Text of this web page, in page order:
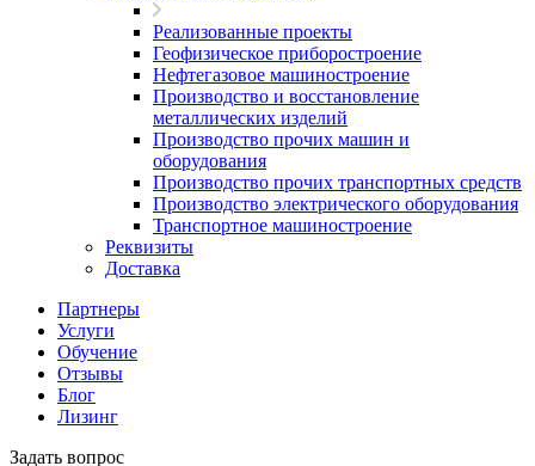
Реализованные проекты
Геофизическое приборостроение
Нефтегазовое машиностроение
Производство и восстановление
металлических изделий
Производство прочих машин и
оборудования
Производство прочих транспортных средств
Производство электрического оборудования
Транспортное машиностроение
Реквизиты
Доставка
Партнеры
Услуги
Обучение
Отзывы
Блог
Лизинг
Задать вопрос